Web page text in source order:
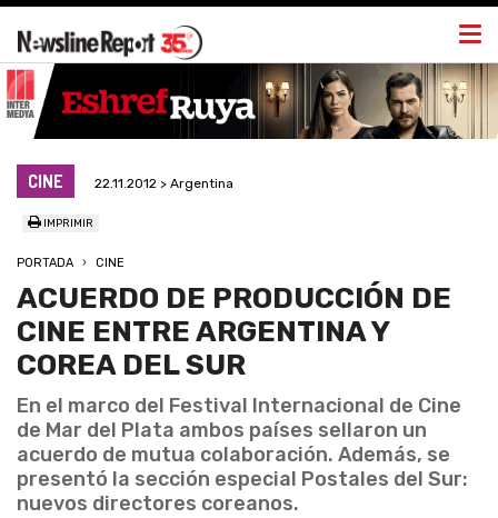
CINE 22.11.2012 > Argentina
IMPRIMIR
PORTADA CINE
ACUERDO DE PRODUCCIÓN DE
CINE ENTRE ARGENTINA Y
COREA DEL SUR
En el marco del Festival Internacional de Cine
de Mar del Plata ambos países sellaron un
acuerdo de mutua colaboración. Además, se
presentó la sección especial Postales del Sur:
nuevos directores coreanos.